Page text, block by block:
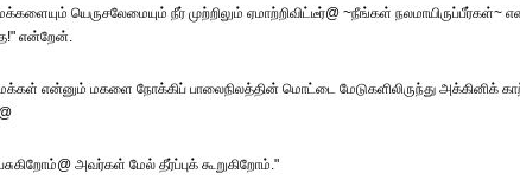
யெருசலேமையும் நீர் முற்றிலும் ஏமாற்றிவிட்டீர்@ ~நீங்கள் நலமாயிருப்பீர்கள்~
என்றேன்.
என்னும் மகளை நோக்கிப் பாலைநிலத்தின் மொட்டை மேடுகளிலிருந்து அக்கினிக்
அவர்கள் மேல் தீர்ப்புக் கூறுகிறோம்."